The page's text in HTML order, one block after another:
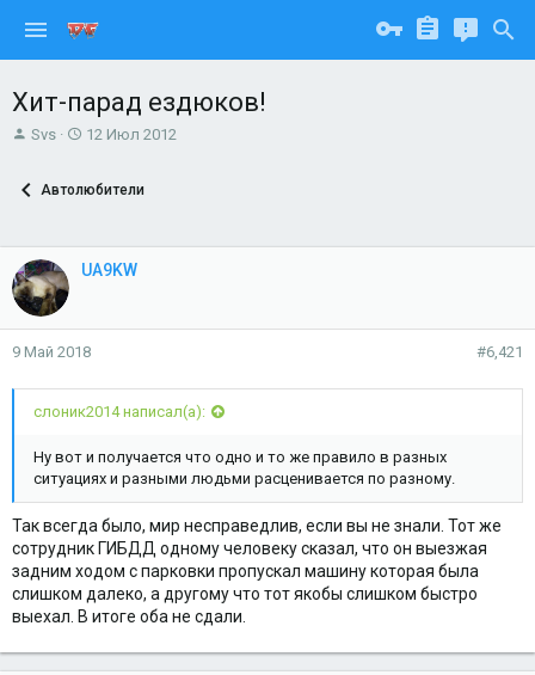
Хит-парад ездюков!
А
о
е
м
ы
Svs
Д
а
ч
а
12 Июл 2012
Автолюбители
UA9KW
9 Май 2018 #6,421
слоник2014 написал(а):
Ну вот и получается что одно и то же правило в разных
ситуациях и разными людьми расценивается по разному.
Так всегда было, мир несправедлив, если вы не знали. Тот же
сотрудник ГИБДД одному человеку сказал, что он выезжая
задним ходом с парковки пропускал машину которая была
слишком далеко, а другому что тот якобы слишком быстро
выехал. В итоге оба не сдали.